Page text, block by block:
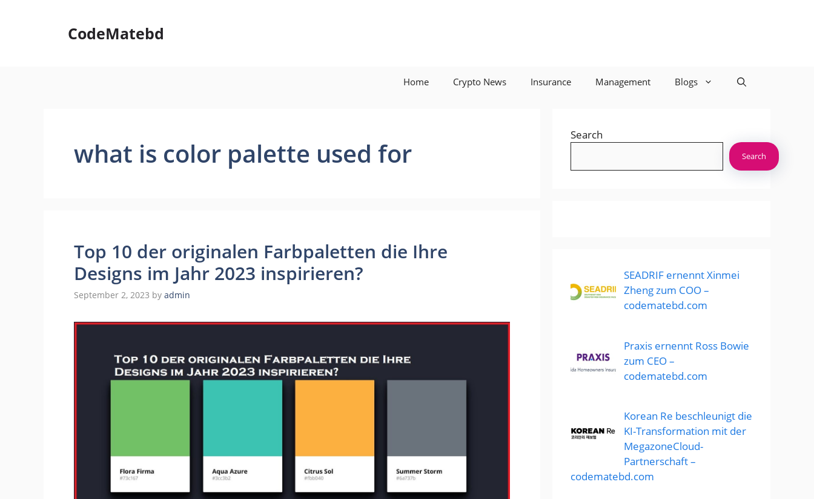
CodeMatebd
Home Crypto News Insurance Management Blogs
what is color palette used for
Top 10 der originalen Farbpaletten die Ihre
Designs im Jahr 2023 inspirieren?
September 2, 2023 by admin
Search
Search
SEADRIF ernennt Xinmei
Zheng zum COO –
codematebd.com
Praxis ernennt Ross Bowie
zum CEO –
codematebd.com
Korean Re beschleunigt die
KI-Transformation mit der
MegazoneCloud-
Partnerschaft –
codematebd.com